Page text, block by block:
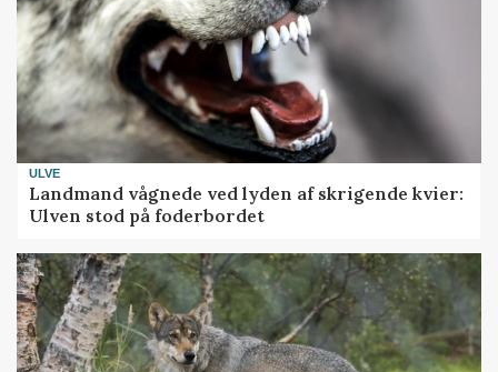
ULVE
Landmand vågnede ved lyden af skrigende kvier:
Ulven stod på foderbordet